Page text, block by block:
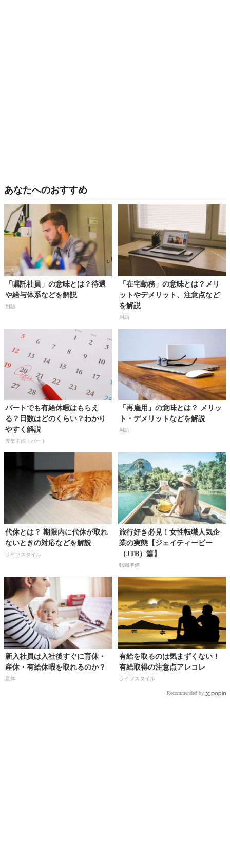
あなたへのおすすめ
「嘱託社員」の意味とは？待遇
や給与体系などを解説
用語
「在宅勤務」の意味とは？メリ
ットやデメリット、注意点など
を解説
用語
パートでも有給休暇はもらえ
る？日数はどのくらい？わかり
やすく解説
専業主婦・パート
「再雇用」の意味とは？ メリッ
ト・デメリットなどを解説
用語
代休とは？ 期限内に代休が取れ
ないときの対応などを解説
ライフスタイル
旅行好き必見！女性転職人気企
業の実態【ジェイティービー
（JTB）篇】
転職準備
新入社員は入社後すぐに育休・
産休・有給休暇を取れるのか？
産休
有給を取るのは気まずくない！
有給取得の注意点アレコレ
ライフスタイル
Recommended by